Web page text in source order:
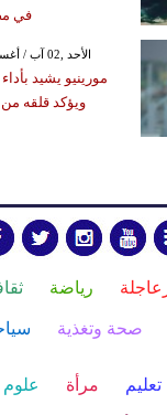
في
GMT 15:16 2026 الأحد ,02 آب / أغسطس
مورينيو يشيد
ويؤكد قلقه
رياضة
صحة وتغذية
تعليم مرأة علوم